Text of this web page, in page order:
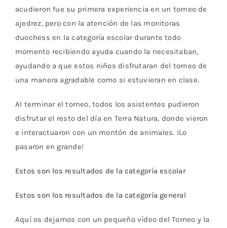
acudieron fue su primera experiencia en un torneo de
ajedrez, pero con la atención de las monitoras
duochess en la categoría escolar durante todo
momento recibiendo ayuda cuando la necesitaban,
ayudando a que estos niños disfrutaran del torneo de
una manera agradable como si estuvieran en clase.
Al terminar el torneo, todos los asistentes pudieron
disfrutar el resto del día en Terra Natura, donde vieron
e interactuaron con un montón de animales. ¡Lo
pasaron en grande!
Estos son los resultados de la categoría escolar
Estos son los resultados de la categoría general
Aquí os dejamos con un pequeño vídeo del Torneo y la